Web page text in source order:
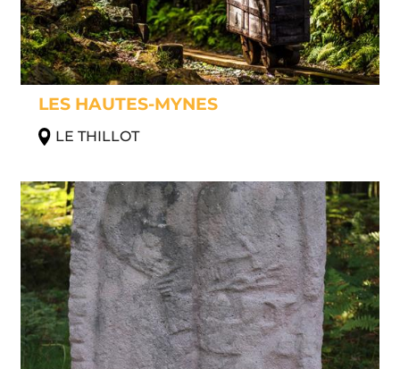
LES HAUTES-MYNES
LE THILLOT